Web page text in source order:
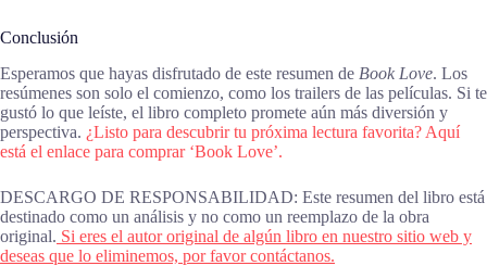
Conclusión
Esperamos que hayas disfrutado de este resumen de Book Love. Los
resúmenes son solo el comienzo, como los trailers de las películas. Si te
gustó lo que leíste, el libro completo promete aún más diversión y
perspectiva. ¿Listo para descubrir tu próxima lectura favorita? Aquí
está el enlace para comprar ‘Book Love’.
DESCARGO DE RESPONSABILIDAD: Este resumen del libro está
destinado como un análisis y no como un reemplazo de la obra
original. Si eres el autor original de algún libro en nuestro sitio web y
deseas que lo eliminemos, por favor contáctanos.